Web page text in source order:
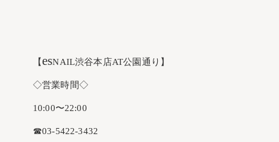
【esNAIL渋谷本店AT公園通り】
◇営業時間◇
10:00〜22:00
☎︎03-5422-3432